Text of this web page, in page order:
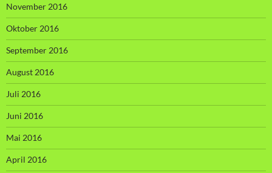
November 2016
Oktober 2016
September 2016
August 2016
Juli 2016
Juni 2016
Mai 2016
April 2016